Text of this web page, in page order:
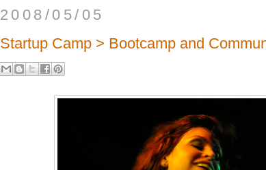
2008/05/05
Startup Camp > Bootcamp and